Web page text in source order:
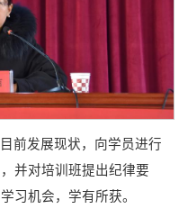
前发展现状，向学员进行
并对培训班提出纪律要
习机会，学有所获。